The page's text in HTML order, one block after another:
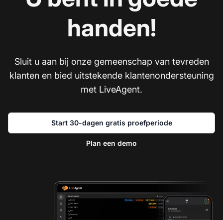
handen!
Sluit u aan bij onze gemeenschap van tevreden
klanten en bied uitstekende klantenondersteuning
met LiveAgent.
Start 30-dagen gratis proefperiode
Plan een demo